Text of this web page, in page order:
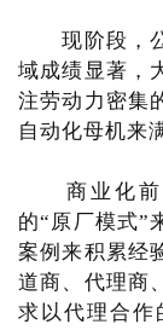
现阶段，公
域成绩显著，
注劳动力密集
自动化母机来
商业化前
的“原厂模式”
案例来积累经
道商、代理商
求以代理合作